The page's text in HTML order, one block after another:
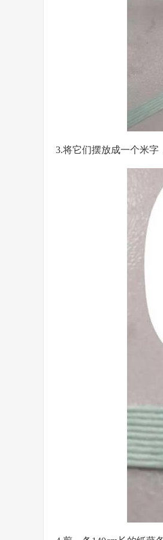
3.将它们摆放成一个米字